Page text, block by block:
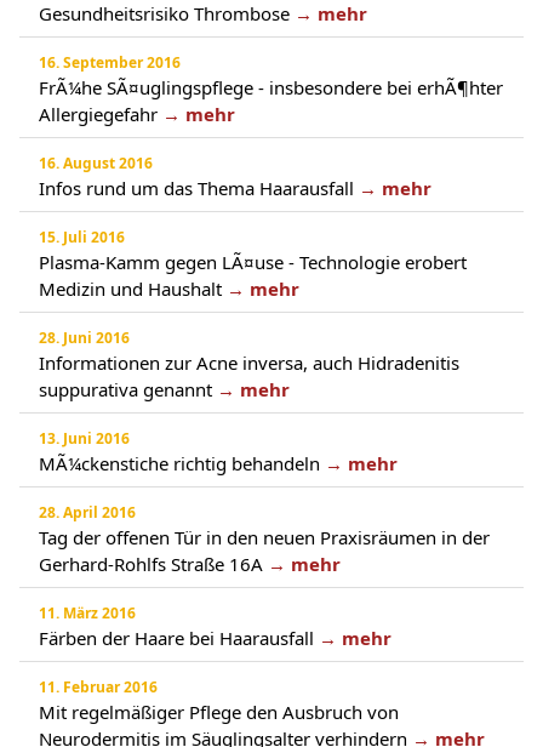
Gesundheitsrisiko Thrombose → mehr
16. September 2016
FrÃ¼he SÃ¤uglingspflege - insbesondere bei erhÃ¶hter
Allergiegefahr → mehr
16. August 2016
Infos rund um das Thema Haarausfall → mehr
15. Juli 2016
Plasma-Kamm gegen LÃ¤use - Technologie erobert
Medizin und Haushalt → mehr
28. Juni 2016
Informationen zur Acne inversa, auch Hidradenitis
suppurativa genannt → mehr
13. Juni 2016
MÃ¼ckenstiche richtig behandeln → mehr
28. April 2016
Tag der offenen Tür in den neuen Praxisräumen in der
Gerhard-Rohlfs Straße 16A → mehr
11. März 2016
Färben der Haare bei Haarausfall → mehr
11. Februar 2016
Mit regelmäßiger Pflege den Ausbruch von
Neurodermitis im Säuglingsalter verhindern → mehr